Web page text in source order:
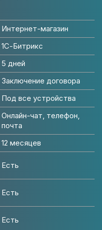
Интернет-магазин
1С-Битрикс
5 дней
Заключение договора
Под все устройства
Онлайн-чат, телефон,
почта
12 месяцев
Есть
Есть
Есть